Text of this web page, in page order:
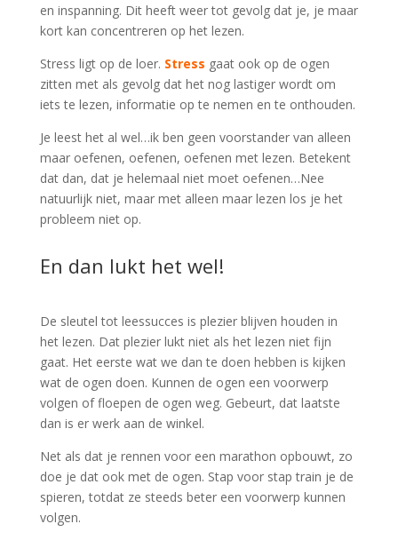
en inspanning. Dit heeft weer tot gevolg dat je, je maar
kort kan concentreren op het lezen.
Stress ligt op de loer. Stress gaat ook op de ogen
zitten met als gevolg dat het nog lastiger wordt om
iets te lezen, informatie op te nemen en te onthouden.
Je leest het al wel…ik ben geen voorstander van alleen
maar oefenen, oefenen, oefenen met lezen. Betekent
dat dan, dat je helemaal niet moet oefenen…Nee
natuurlijk niet, maar met alleen maar lezen los je het
probleem niet op.
En dan lukt het wel!
De sleutel tot leessucces is plezier blijven houden in
het lezen. Dat plezier lukt niet als het lezen niet fijn
gaat. Het eerste wat we dan te doen hebben is kijken
wat de ogen doen. Kunnen de ogen een voorwerp
volgen of floepen de ogen weg. Gebeurt, dat laatste
dan is er werk aan de winkel.
Net als dat je rennen voor een marathon opbouwt, zo
doe je dat ook met de ogen. Stap voor stap train je de
spieren, totdat ze steeds beter een voorwerp kunnen
volgen.